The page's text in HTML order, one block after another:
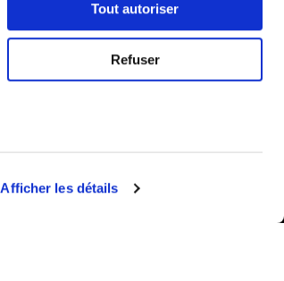
Afficher les détails
Tout autoriser
Refuser